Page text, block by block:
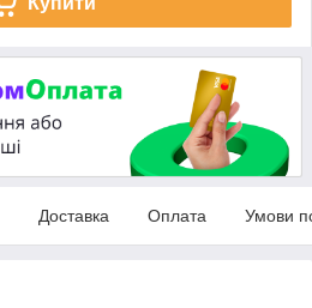
Доставка Оплата Умови